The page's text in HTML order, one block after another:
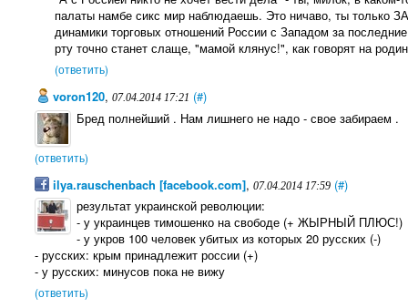
палаты намбе сикс мир наблюдаешь. Это ничаво, ты только
динамики торговых отношений России с Западом за
рту точно станет слаще, "мамой клянус!", как говорят на
(ответить)
voron120, 07.04.2014 17:21 (#)
Бред полнейший . Нам лишнего не надо - свое забираем .
(ответить)
ilya.rauschenbach [facebook.com], 07.04.2014 17:59 (#)
результат украинской революции:
- у украинцев тимошенко на свободе (+ ЖЫРНЫЙ ПЛЮС!)
- у укров 100 человек убитых из которых 20 русских (-)
- русских: крым принадлежит россии (+)
- у русских: минусов пока не вижу
(ответить)